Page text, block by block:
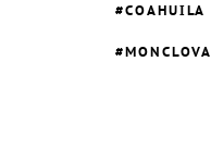
COAHUILA
MONCLOVA